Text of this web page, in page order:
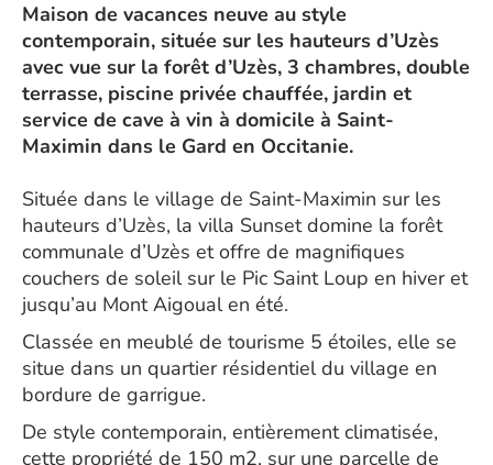
Maison de vacances neuve au style
contemporain, située sur les hauteurs d’Uzès
avec vue sur la forêt d’Uzès, 3 chambres, double
terrasse, piscine privée chauffée, jardin et
service de cave à vin à domicile à Saint-
Maximin dans le Gard en Occitanie.
Située dans le village de Saint-Maximin sur les
hauteurs d’Uzès, la villa Sunset domine la forêt
communale d’Uzès et offre de magnifiques
couchers de soleil sur le Pic Saint Loup en hiver et
jusqu’au Mont Aigoual en été.
Classée en meublé de tourisme 5 étoiles, elle se
situe dans un quartier résidentiel du village en
bordure de garrigue.
De style contemporain, entièrement climatisée,
cette propriété de 150 m2, sur une parcelle de